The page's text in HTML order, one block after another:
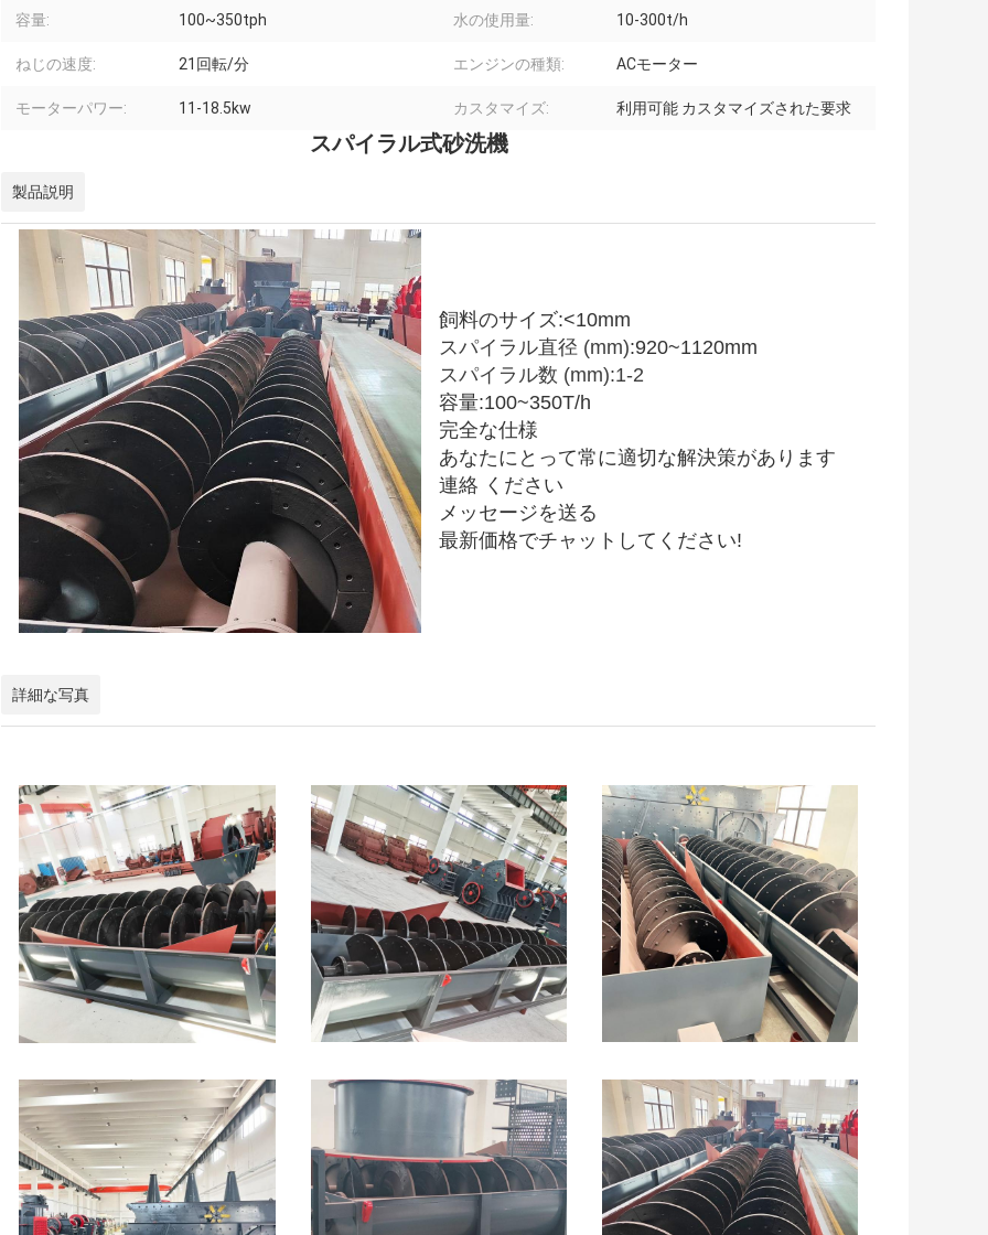
容量: 100~350tph 水の使用量: 10-300t/h
ねじの速度: 21回転/分 エンジンの種類: ACモーター
モーターパワー: 11-18.5kw カスタマイズ: 利用可能 カスタマイズされた要求
スパイラル式砂洗機
製品説明
飼料のサイズ:<10mm
スパイラル直径 (mm):920~1120mm
スパイラル数 (mm):1-2
容量:100~350T/h
完全な仕様
あなたにとって常に適切な解決策があります
連絡 ください
メッセージを送る
最新価格でチャットしてください!
詳細な写真